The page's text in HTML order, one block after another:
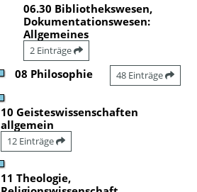
06.30 Bibliothekswesen,
Dokumentationswesen:
Allgemeines
2 Einträge
08 Philosophie 48 Einträge
10 Geisteswissenschaften
allgemein
12 Einträge
11 Theologie,